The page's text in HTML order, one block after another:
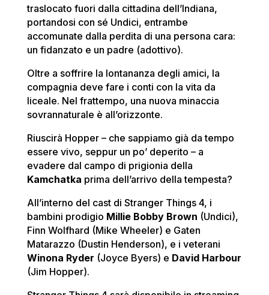
traslocato fuori dalla cittadina dell’Indiana,
portandosi con sé Undici, entrambe
accomunate dalla perdita di una persona cara:
un fidanzato e un padre (adottivo).
Oltre a soffrire la lontananza degli amici, la
compagnia deve fare i conti con la vita da
liceale. Nel frattempo, una nuova minaccia
sovrannaturale è all’orizzonte.
Riuscirà Hopper – che sappiamo già da tempo
essere vivo, seppur un po’ deperito – a
evadere dal campo di prigionia della
Kamchatka prima dell’arrivo della tempesta?
All’interno del cast di Stranger Things 4, i
bambini prodigio Millie Bobby Brown (Undici),
Finn Wolfhard (Mike Wheeler) e Gaten
Matarazzo (Dustin Henderson), e i veterani
Winona Ryder (Joyce Byers) e David Harbour
(Jim Hopper).